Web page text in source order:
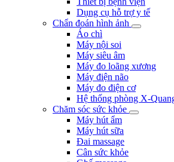
Dụng cụ hỗ trợ y tế
Chẩn đoán hình ảnh
Áo chì
Máy nội soi
Máy siêu âm
Máy đo loãng xương
Máy điện não
Máy đo điện cơ
Hệ thống phòng X-
Chăm sóc sức khỏe
Máy hút ẩm
Máy hút sữa
Đai massage
Cân sức khỏe